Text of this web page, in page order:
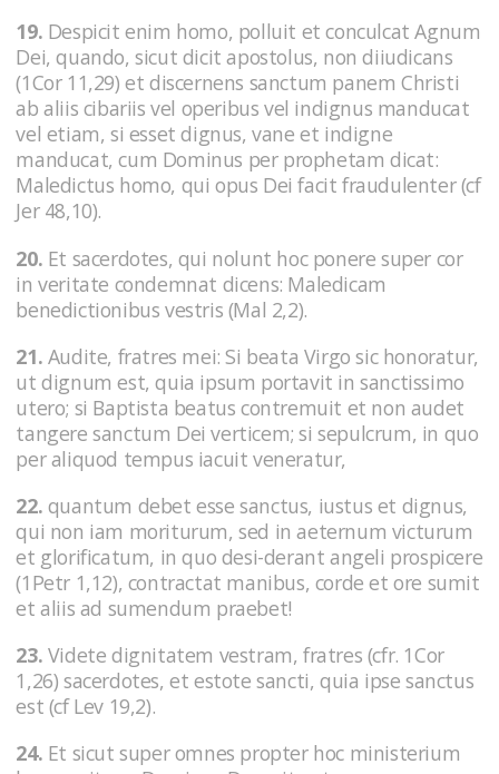
19. Despicit enim homo, polluit et conculcat Agnum
Dei, quando, sicut dicit apostolus, non diiudicans
(1Cor 11,29) et discernens sanctum panem Christi
ab aliis cibariis vel operibus vel indignus manducat
vel etiam, si esset dignus, vane et indigne
manducat, cum Dominus per prophetam dicat:
Maledictus homo, qui opus Dei facit fraudulenter (cf
Jer 48,10).
20. Et sacerdotes, qui nolunt hoc ponere super cor
in veritate condemnat dicens: Maledicam
benedictionibus vestris (Mal 2,2).
21. Audite, fratres mei: Si beata Virgo sic honoratur,
ut dignum est, quia ipsum portavit in sanctissimo
utero; si Baptista beatus contremuit et non audet
tangere sanctum Dei verticem; si sepulcrum, in quo
per aliquod tempus iacuit veneratur,
22. quantum debet esse sanctus, iustus et dignus,
qui non iam moriturum, sed in aeternum victurum
et glorificatum, in quo desi-derant angeli prospicere
(1Petr 1,12), contractat manibus, corde et ore sumit
et aliis ad sumendum praebet!
23. Videte dignitatem vestram, fratres (cfr. 1Cor
1,26) sacerdotes, et estote sancti, quia ipse sanctus
est (cf Lev 19,2).
24. Et sicut super omnes propter hoc ministerium